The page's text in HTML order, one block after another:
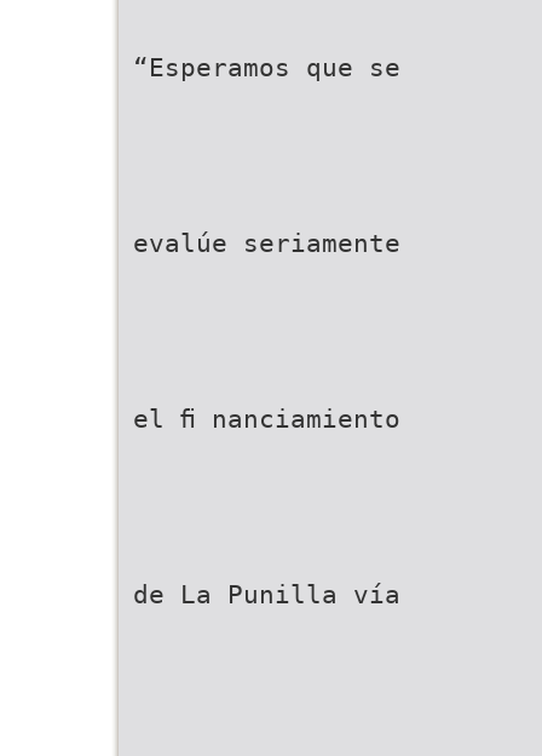
“Esperamos que se
evalúe seriamente
el ﬁ nanciamiento
de La Punilla vía